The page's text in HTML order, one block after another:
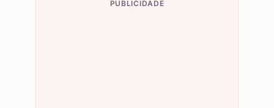
PUBLICIDADE